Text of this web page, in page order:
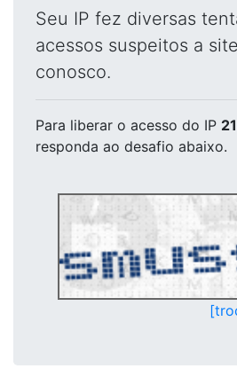
Seu IP fez diversas
acessos suspeitos a
conosco.
Para liberar o acesso do IP
responda ao desafio abaixo.